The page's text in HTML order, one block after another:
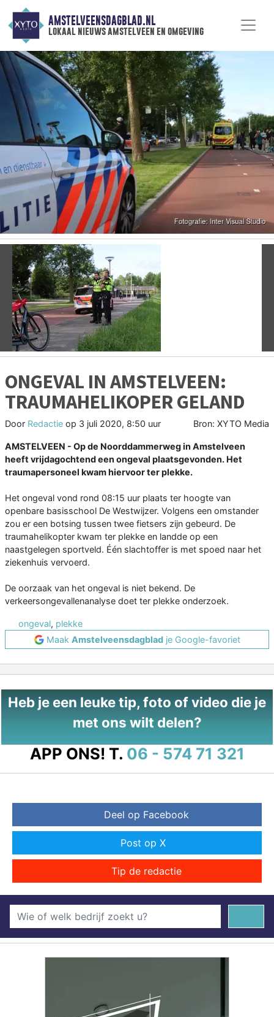
AMSTELVEENSDAGBLAD.NL
lokaal nieuws amstelveen en omgeving
Vorige
ONGEVAL IN AMSTELVEEN:
TRAUMAHELIKOPER GELAND
Door Redactie op 3 juli 2020, 8:50 uur Bron: XYTO Media
AMSTELVEEN - Op de Noorddammerweg in Amstelveen
heeft vrijdagochtend een ongeval plaatsgevonden. Het
traumapersoneel kwam hiervoor ter plekke.
Het ongeval vond rond 08:15 uur plaats ter hoogte van
openbare basisschool De Westwijzer. Volgens een omstander
zou er een botsing tussen twee fietsers zijn gebeurd. De
traumahelikopter kwam ter plekke en landde op een
naastgelegen sportveld. Één slachtoffer is met spoed naar het
ziekenhuis vervoerd.
De oorzaak van het ongeval is niet bekend. De
verkeersongevallenanalyse doet ter plekke onderzoek.
ongeval, plekke
Maak Amstelveensdagbladje Google-favoriet
Heb je een leuke tip, foto of video die je
met ons wilt delen?
APP ONS! T. 06 - 574 71 321
Deel op Facebook
Post op X
Tip de redactie